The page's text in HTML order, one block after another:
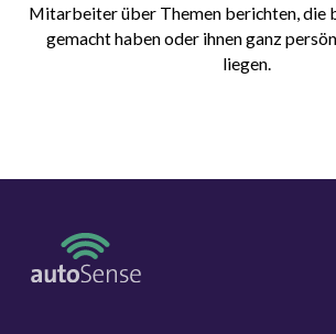
Mitarbeiter über Themen berichten, die
gemacht haben oder ihnen ganz
liegen.